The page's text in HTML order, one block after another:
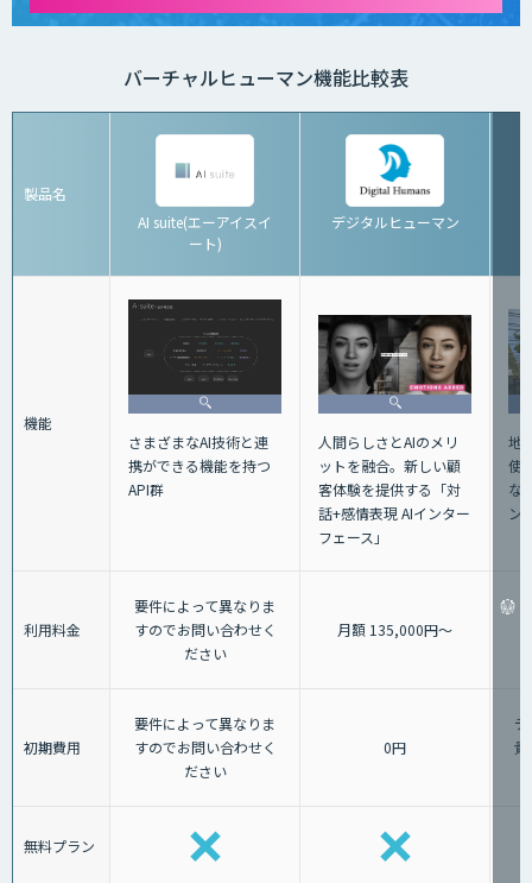
バーチャルヒューマン機能比較表
製品名
AI suite(エーアイスイ
ート)
デジタルヒューマン
機能
さまざまなAI技術と連
携ができる機能を持つ
API群
人間らしさとAIのメリ
ットを融合。新しい顧
客体験を提供する「対
話+感情表現 AIインター
フェース」
地
使
な
ン
利用料金
要件によって異なりま
すのでお問い合わせく
ださい
月額 135,000円〜
初期費用
要件によって異なりま
すのでお問い合わせく
ださい
0円
貴
無料プラン